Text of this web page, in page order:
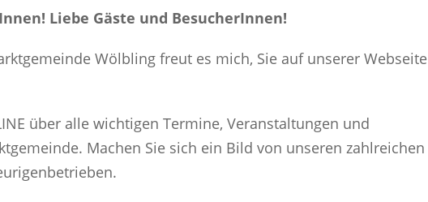
Liebe Gäste und BesucherInnen!
Wölbling freut es mich, Sie auf unserer Webseite
über alle wichtigen Termine, Veranstaltungen und
Machen Sie sich ein Bild von unseren zahlreichen